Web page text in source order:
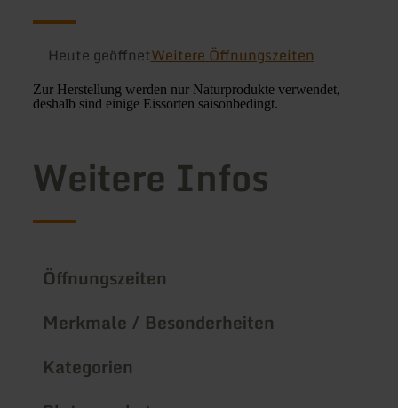
Heute geöffnetWeitere Öffnungszeiten
Zur Herstellung werden nur Naturprodukte verwendet,
deshalb sind einige Eissorten saisonbedingt.
Weitere Infos
Öffnungszeiten
Merkmale / Besonderheiten
Kategorien